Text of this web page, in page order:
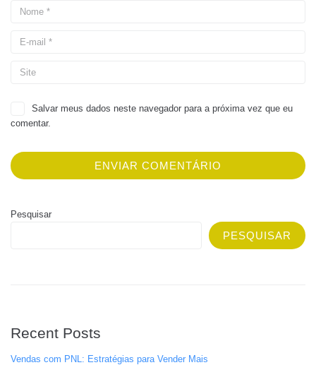
Salvar meus dados neste navegador para a próxima vez que eu
comentar.
Pesquisar
PESQUISAR
Recent Posts
Vendas com PNL: Estratégias para Vender Mais